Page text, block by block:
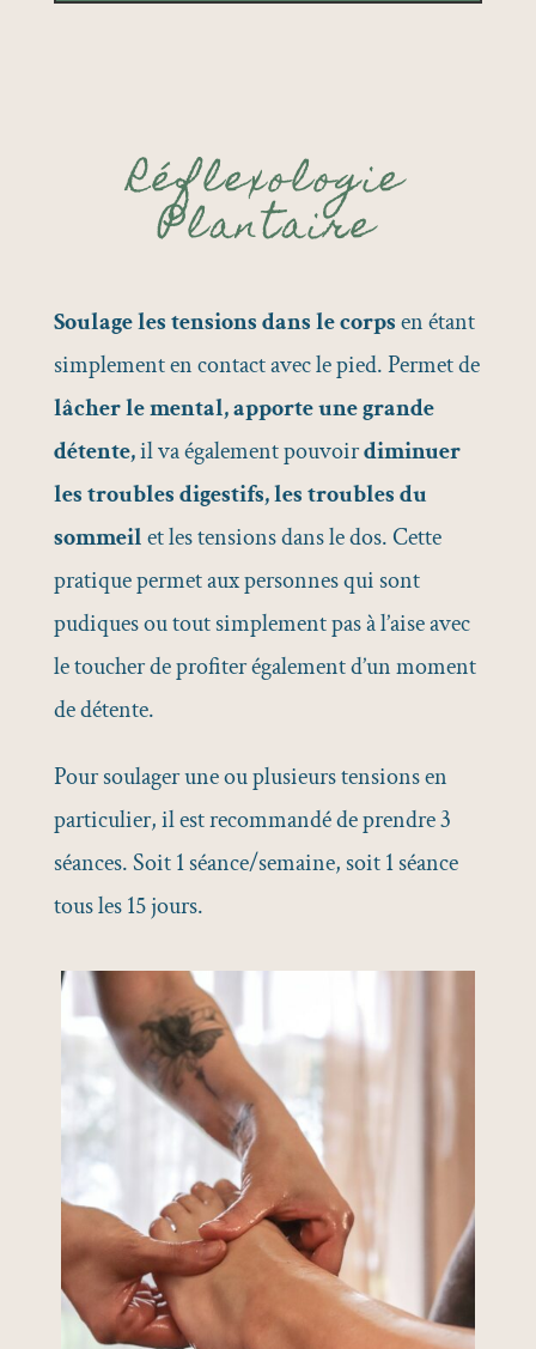
Réflexologie
Plantaire
Soulage les tensions dans le corpsen étant
simplement en contact avec le pied. Permet de
lâcher le mental,apporte une grande
détente,il va également pouvoirdiminuer
les troubles digestifs, les troubles du
sommeilet les tensions dans le dos. Cette
pratique permet aux personnes qui sont
pudiques ou tout simplement pas à l’aise avec
le toucher de profiter également d’un moment
de détente.
Pour soulager une ou plusieurs tensions en
particulier, il est recommandé de prendre 3
séances. Soit 1 séance/semaine, soit 1 séance
tous les 15 jours.